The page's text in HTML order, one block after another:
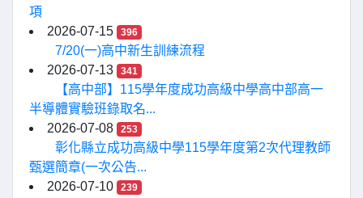
項
2026-07-15
396
7/20(一)高中新生訓練流程
2026-07-13
341
【高中部】115學年度成功高級中學高中部高一
半導體實驗班錄取名...
2026-07-08
253
彰化縣立成功高級中學115學年度第2次代理教師
甄選簡章(一次公告...
2026-07-10
239